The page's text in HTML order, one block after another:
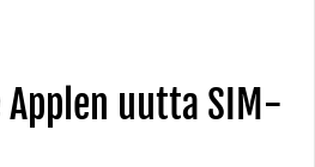
Applen uutta SIM-